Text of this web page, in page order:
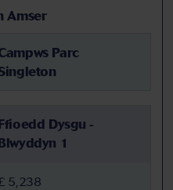
Amser
Parc
Dysgu -
1
5,238